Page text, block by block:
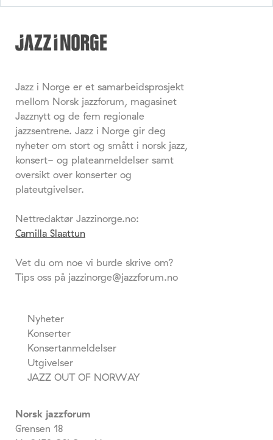
Jazz i Norge er et samarbeidsprosjekt
mellom Norsk jazzforum, magasinet
Jazznytt og de fem regionale
jazzsentrene. Jazz i Norge gir deg
nyheter om stort og smått i norsk jazz,
konsert- og plateanmeldelser samt
oversikt over konserter og
plateutgivelser.
Nettredaktør Jazzinorge.no:
Camilla Slaattun
Vet du om noe vi burde skrive om?
Tips oss på jazzinorge@jazzforum.no
Nyheter
Konserter
Konsertanmeldelser
Utgivelser
JAZZ OUT OF NORWAY
Norsk jazzforum
Grensen 18